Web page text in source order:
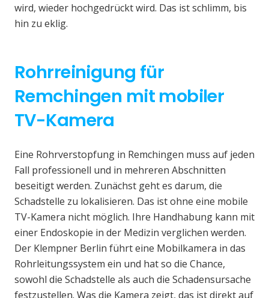
wird, wieder hochgedrückt wird. Das ist schlimm, bis
hin zu eklig.
Rohrreinigung für
Remchingen mit mobiler
TV-Kamera
Eine Rohrverstopfung in Remchingen muss auf jeden
Fall professionell und in mehreren Abschnitten
beseitigt werden. Zunächst geht es darum, die
Schadstelle zu lokalisieren. Das ist ohne eine mobile
TV-Kamera nicht möglich. Ihre Handhabung kann mit
einer Endoskopie in der Medizin verglichen werden.
Der Klempner Berlin führt eine Mobilkamera in das
Rohrleitungssystem ein und hat so die Chance,
sowohl die Schadstelle als auch die Schadensursache
festzustellen. Was die Kamera zeigt, das ist direkt auf